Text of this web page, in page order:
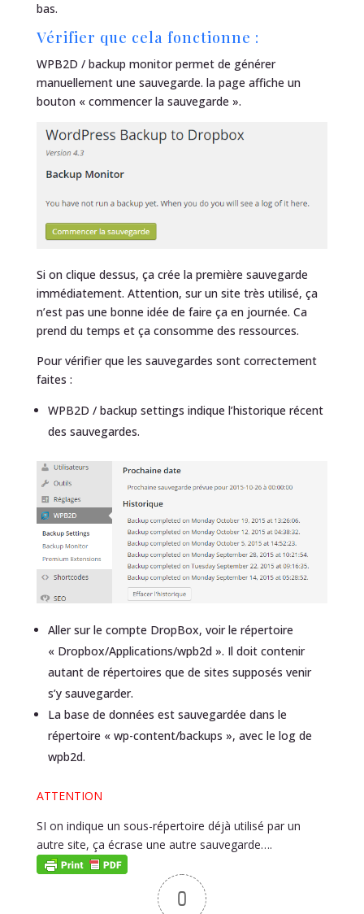
bas.
Vérifier que cela fonctionne :
WPB2D / backup monitor permet de générer
manuellement une sauvegarde. la page affiche un
bouton « commencer la sauvegarde ».
Si on clique dessus, ça crée la première sauvegarde
immédiatement. Attention, sur un site très utilisé, ça
n’est pas une bonne idée de faire ça en journée. Ca
prend du temps et ça consomme des ressources.
Pour vérifier que les sauvegardes sont correctement
faites :
WPB2D / backup settings indique l’historique récent
des sauvegardes.
Aller sur le compte DropBox, voir le répertoire
« Dropbox/Applications/wpb2d ». Il doit contenir
autant de répertoires que de sites supposés venir
s’y sauvegarder.
La base de données est sauvegardée dans le
répertoire « wp-content/backups », avec le log de
wpb2d.
ATTENTION
SI on indique un sous-répertoire déjà utilisé par un
autre site, ça écrase une autre sauvegarde….
0